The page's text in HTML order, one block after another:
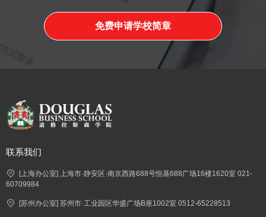
免费申请学校简章
联系我们
[上海办公室] 上海市·静安区·南京西路688号恒基688广场16楼1620室 021-
60709984
[苏州办公室] 苏州市·工业园区华盛广场B座1002室 0512-65228513